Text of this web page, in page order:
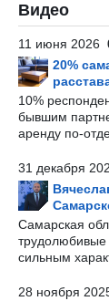
Видео
11 июня 2026
20%
10%
бывшим
аренду по-
31 декабря
Самарская
сильным
28 ноября